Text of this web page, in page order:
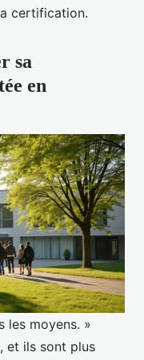
certification.
sa
en
les moyens. »
et ils sont plus